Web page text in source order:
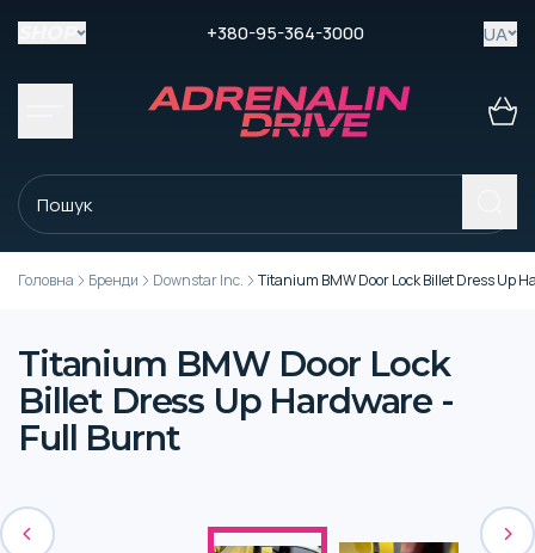
+380-95-364-3000 UA
Головна Бренди Downstar Inc. Titanium BMW Door Lock Billet Dress Up
Titanium BMW Door Lock
Billet Dress Up Hardware -
Full Burnt